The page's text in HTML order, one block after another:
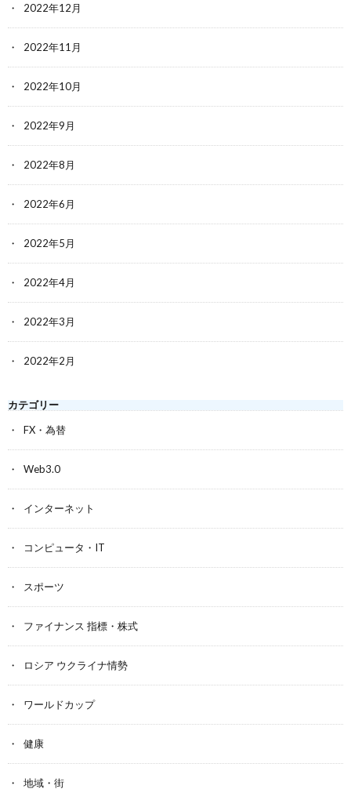
2022年12月
2022年11月
2022年10月
2022年9月
2022年8月
2022年6月
2022年5月
2022年4月
2022年3月
2022年2月
カテゴリー
FX・為替
Web3.0
インターネット
コンピュータ・IT
スポーツ
ファイナンス 指標・株式
ロシア ウクライナ情勢
ワールドカップ
健康
地域・街